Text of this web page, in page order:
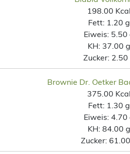
198.00 Kcal
Fett: 1.20 g
Eiweis: 5.50
KH: 37.00 g
Zucker: 2.50
Brownie Dr. Oetker
375.00 Kcal
Fett: 1.30 g
Eiweis: 4.70
KH: 84.00 g
Zucker: